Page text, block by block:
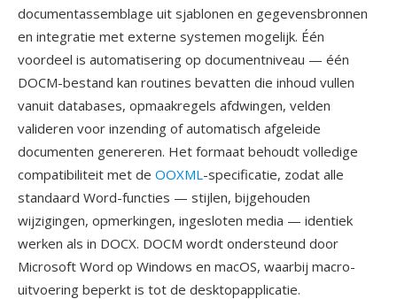
documentassemblage uit sjablonen en gegevensbronnen
en integratie met externe systemen mogelijk. Één
voordeel is automatisering op documentniveau — één
DOCM-bestand kan routines bevatten die inhoud vullen
vanuit databases, opmaakregels afdwingen, velden
valideren voor inzending of automatisch afgeleide
documenten genereren. Het formaat behoudt volledige
compatibiliteit met de OOXML-specificatie, zodat alle
standaard Word-functies — stijlen, bijgehouden
wijzigingen, opmerkingen, ingesloten media — identiek
werken als in DOCX. DOCM wordt ondersteund door
Microsoft Word op Windows en macOS, waarbij macro-
uitvoering beperkt is tot de desktopapplicatie.